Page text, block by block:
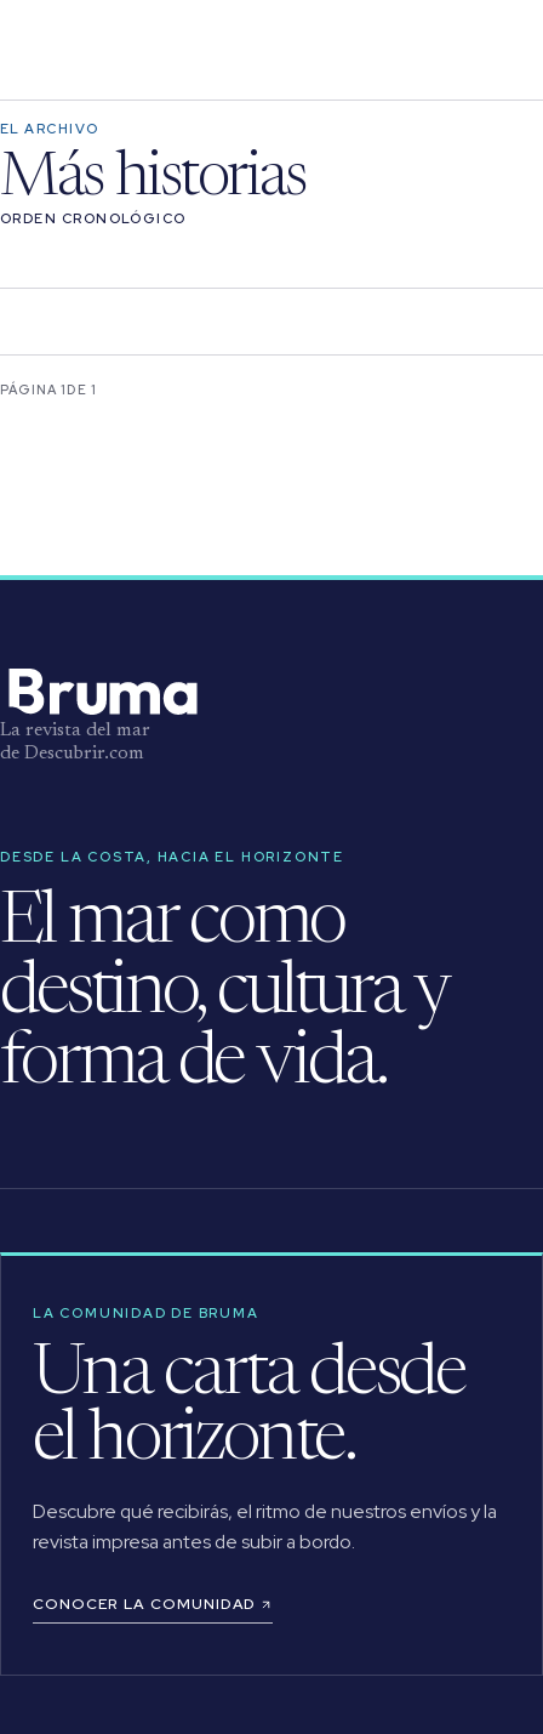
EL ARCHIVO
Más historias
ORDEN CRONOLÓGICO
PÁGINA 1 DE 1
La revista del mar
de Descubrir.com
DESDE LA COSTA, HACIA EL HORIZONTE
El mar como
destino, cultura y
forma de vida.
LA COMUNIDAD DE BRUMA
Una carta desde
el horizonte.
Descubre qué recibirás, el ritmo de nuestros envíos y la
revista impresa antes de subir a bordo.
CONOCER LA COMUNIDAD